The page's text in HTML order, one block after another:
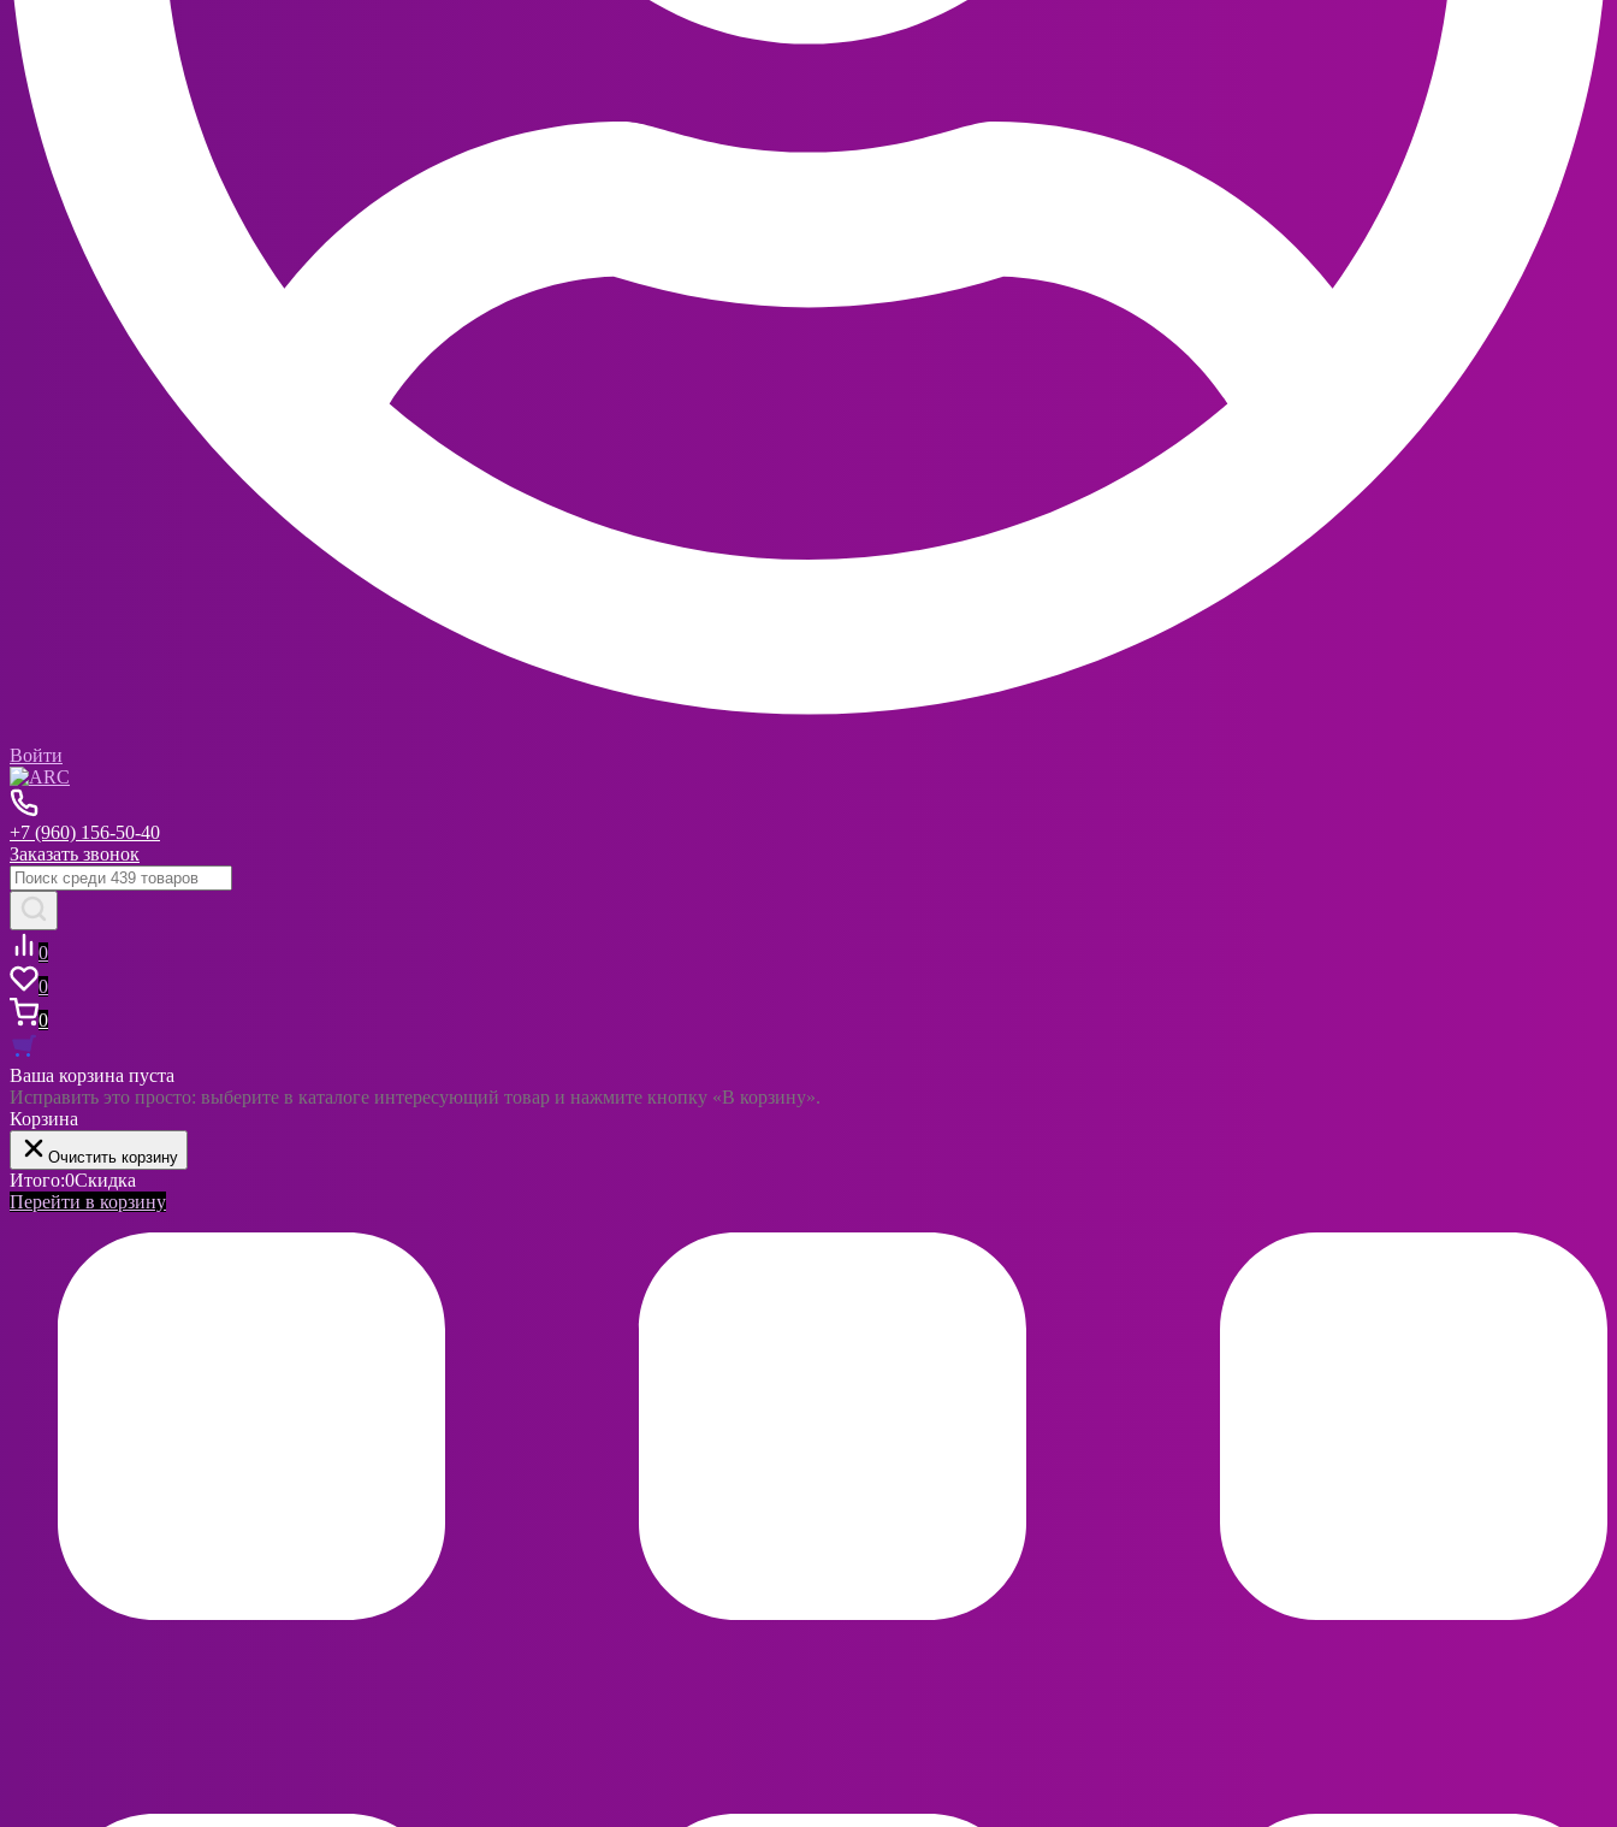
Войти
+7 (960) 156-50-40
Заказать звонок
0
0
0
Ваша корзина пуста
Исправить это просто: выберите в каталоге интересующий товар и нажмите кнопку «В корзину».
Корзина
Очистить корзину
Итого:0Скидка
Перейти в корзину